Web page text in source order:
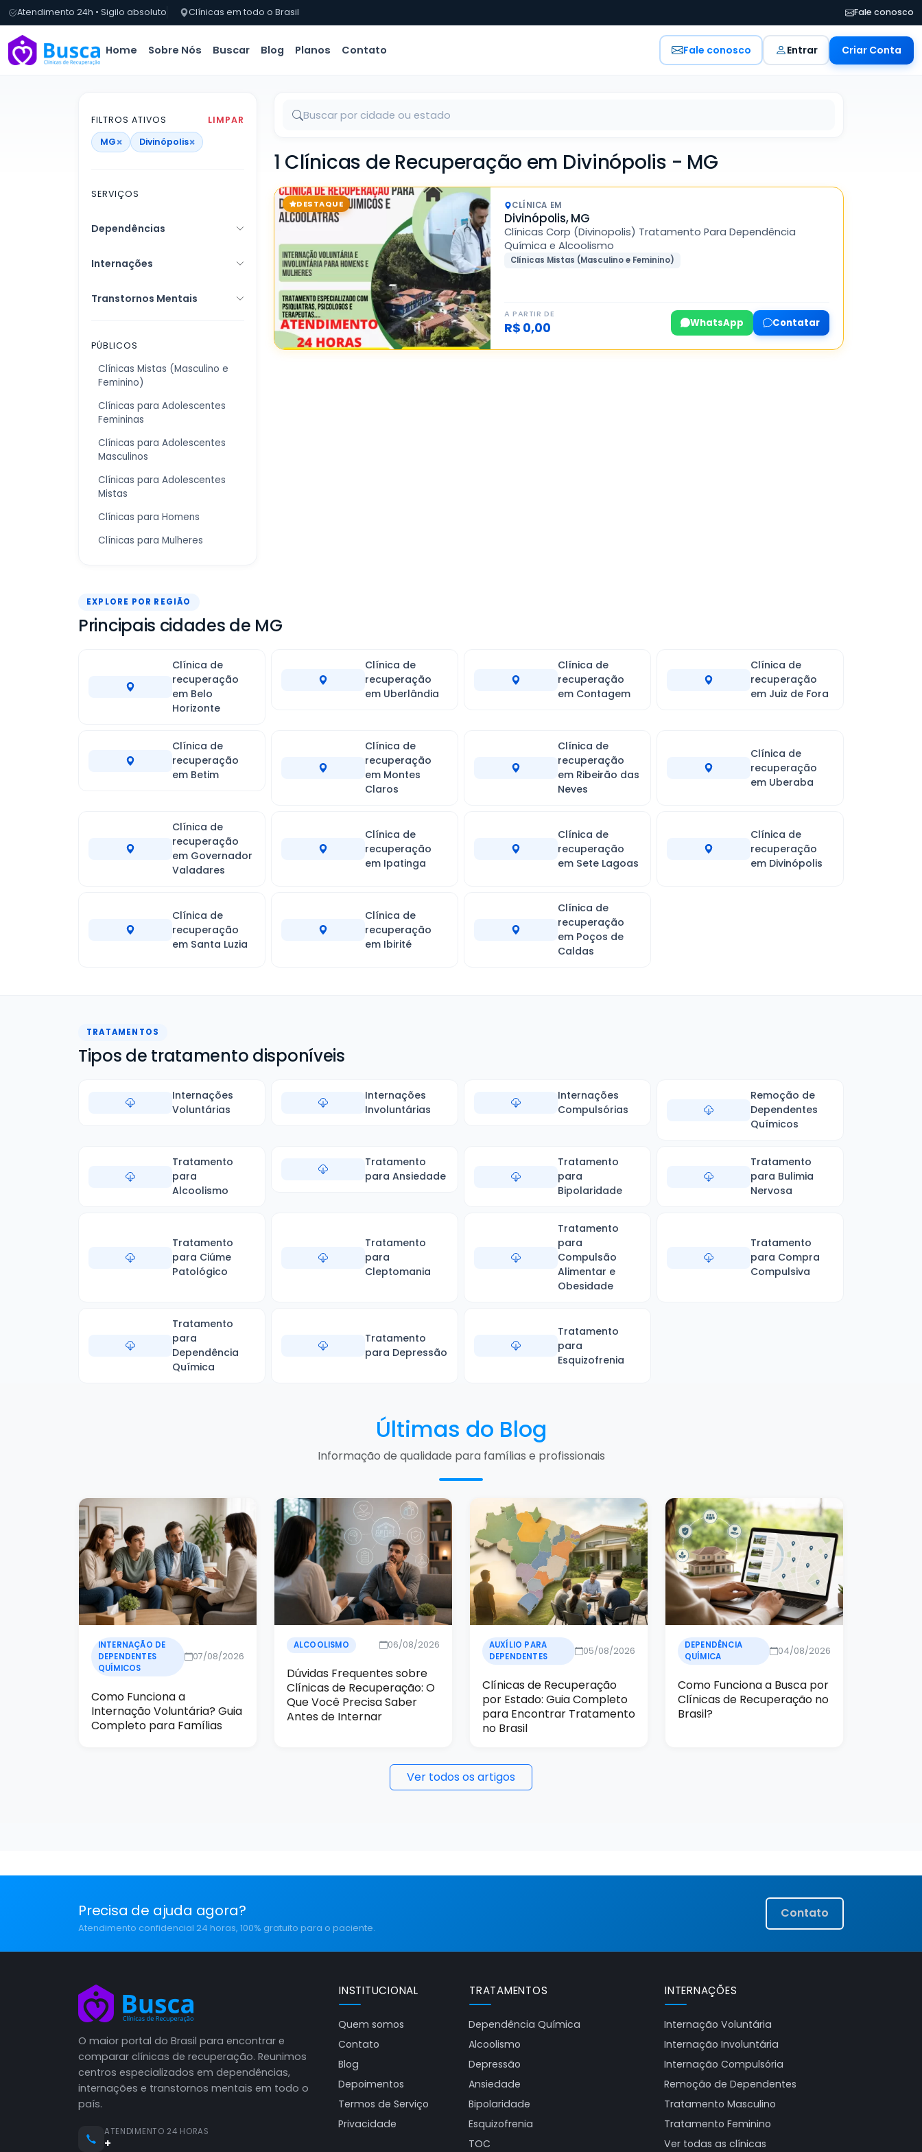
Atendimento 24h • Sigilo absoluto Clínicas em todo o Brasil Fale conosco
Home Sobre Nós Buscar Blog Planos Contato Fale conosco Entrar Criar Conta
FILTROS ATIVOS
LIMPAR
MG× Divinópolis×
SERVIÇOS
Dependências
Internações
Transtornos Mentais
PÚBLICOS
Clínicas Mistas (Masculino e
Feminino)
Clínicas para Adolescentes
Femininas
Clínicas para Adolescentes
Masculinos
Clínicas para Adolescentes
Mistas
Clínicas para Homens
Clínicas para Mulheres
1 Clínicas de Recuperação em Divinópolis - MG
DESTAQUE CLÍNICA EM
Divinópolis, MG
Clínicas Corp (Divinopolis) Tratamento Para Dependência
Química e Alcoolismo
Clínicas Mistas (Masculino e Feminino)
A PARTIR DE
R$ 0,00 WhatsApp Contatar
EXPLORE POR REGIÃO
Principais cidades de MG
Clínica de
recuperação
em Belo
Horizonte
Clínica de
recuperação
em Uberlândia
Clínica de
recuperação
em Contagem
Clínica de
recuperação
em Juiz de Fora
Clínica de
recuperação
em Betim
Clínica de
recuperação
em Montes
Claros
Clínica de
recuperação
em Ribeirão das
Neves
Clínica de
recuperação
em Uberaba
Clínica de
recuperação
em Governador
Valadares
Clínica de
recuperação
em Ipatinga
Clínica de
recuperação
em Sete Lagoas
Clínica de
recuperação
em Divinópolis
Clínica de
recuperação
em Santa Luzia
Clínica de
recuperação
em Ibirité
Clínica de
recuperação
em Poços de
Caldas
TRATAMENTOS
Tipos de tratamento disponíveis
Internações
Voluntárias
Internações
Involuntárias
Internações
Compulsórias
Remoção de
Dependentes
Químicos
Tratamento
para
Alcoolismo
Tratamento
para Ansiedade
Tratamento
para
Bipolaridade
Tratamento
para Bulimia
Nervosa
Tratamento
para Ciúme
Patológico
Tratamento
para
Cleptomania
Tratamento
para
Compulsão
Alimentar e
Obesidade
Tratamento
para Compra
Compulsiva
Tratamento
para
Dependência
Química
Tratamento
para Depressão
Tratamento
para
Esquizofrenia
Últimas do Blog
Informação de qualidade para famílias e profissionais
INTERNAÇÃO DE
DEPENDENTES
QUÍMICOS
07/08/2026
Como Funciona a
Internação Voluntária? Guia
Completo para Famílias
ALCOOLISMO 06/08/2026
Dúvidas Frequentes sobre
Clínicas de Recuperação: O
Que Você Precisa Saber
Antes de Internar
AUXÍLIO PARA
DEPENDENTES
05/08/2026
Clínicas de Recuperação
por Estado: Guia Completo
para Encontrar Tratamento
no Brasil
DEPENDÊNCIA
QUÍMICA
04/08/2026
Como Funciona a Busca por
Clínicas de Recuperação no
Brasil?
Ver todos os artigos
Precisa de ajuda agora?
Atendimento confidencial 24 horas, 100% gratuito para o paciente.
Contato
O maior portal do Brasil para encontrar e
comparar clínicas de recuperação. Reunimos
centros especializados em dependências,
internações e transtornos mentais em todo o
país.
ATENDIMENTO 24 HORAS
+
INSTITUCIONAL
Quem somos
Contato
Blog
Depoimentos
Termos de Serviço
Privacidade
TRATAMENTOS
Dependência Química
Alcoolismo
Depressão
Ansiedade
Bipolaridade
Esquizofrenia
TOC
INTERNAÇÕES
Internação Voluntária
Internação Involuntária
Internação Compulsória
Remoção de Dependentes
Tratamento Masculino
Tratamento Feminino
Ver todas as clínicas